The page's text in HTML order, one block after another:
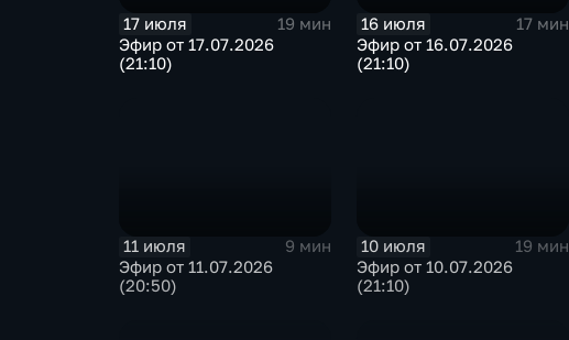
17 июля
19 мин
Эфир от 17.07.2026
(21:10)
16 июля
17 мин
Эфир от 16.07.2026
(21:10)
11 июля
9 мин
Эфир от 11.07.2026
(20:50)
10 июля
19 мин
Эфир от 10.07.2026
(21:10)